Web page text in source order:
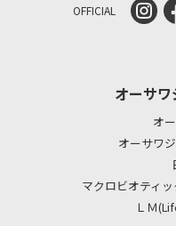
OFFICIAL
オーサ
オ
オーサワ
マクロビオティ
ＬＭ